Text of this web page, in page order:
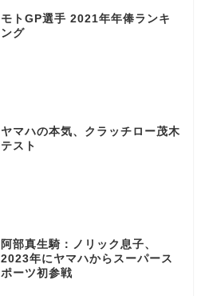
モトGP選手 2021年年俸ランキ
ング
ヤマハの本気、クラッチロー茂木
テスト
阿部真生騎：ノリック息子、
2023年にヤマハからスーパース
ポーツ初参戦